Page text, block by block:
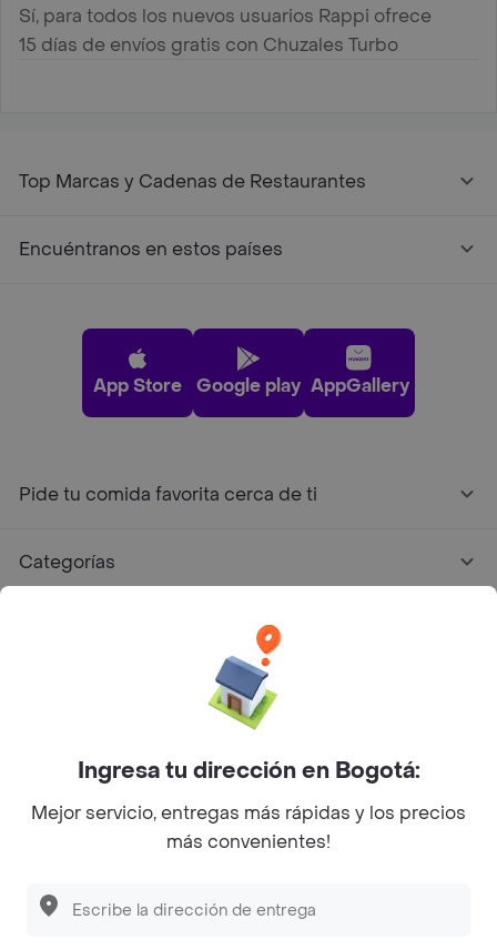
Descubre las PROMOCIONES que tenemos
Sí, para todos los nuevos usuarios Rappi ofrece
15 días de envíos gratis con Chuzales Turbo
Top Marcas y Cadenas de Restaurantes
Encuéntranos en estos países
App Store Google play AppGallery
Pide tu comida favorita cerca de ti
Categorías
Facebook
Twitter
Instagram
©2026Rappi Inc. All rights reserved.
Ingresa tu dirección en Bogotá:
Mejor servicio, entregas más rápidas y los precios
más convenientes!